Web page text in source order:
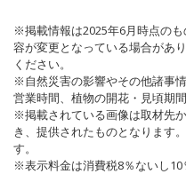
※掲載情報は2025年6月時点の
容が変更となっている場合があ
ください。
※自然災害の影響やその他諸事
営業時間、植物の開花・見頃期
※掲載されている画像は取材先
き、提供されたものとなります
す。
※表示料金は消費税8％ないし10